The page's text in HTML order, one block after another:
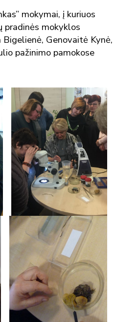
mokymai, į kuriuos
mokyklos
Genovaitė Kynė,
pažinimo pamokose